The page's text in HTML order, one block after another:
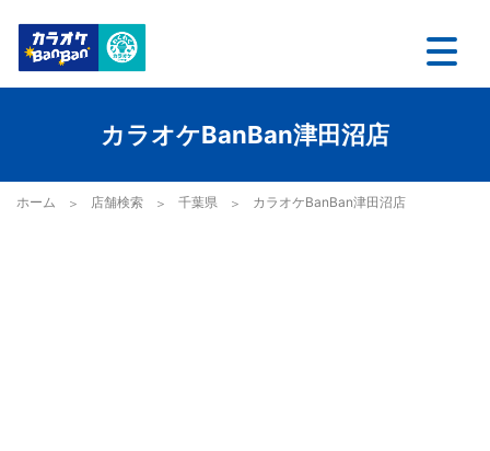
カラオケBanBan津田沼店
ホーム 店舗検索 千葉県 カラオケBanBan津田沼店